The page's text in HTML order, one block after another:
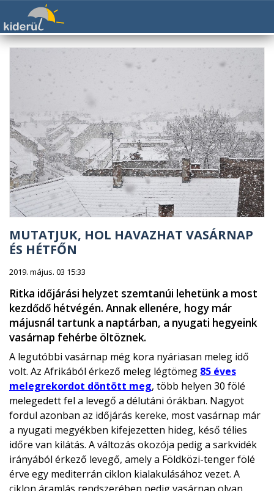
MUTATJUK, HOL HAVAZHAT VASÁRNAP
ÉS HÉTFŐN
2019. május. 03 15:33
Ritka időjárási helyzet szemtanúi lehetünk a most
kezdődő hétvégén. Annak ellenére, hogy már
májusnál tartunk a naptárban, a nyugati hegyeink
vasárnap fehérbe öltöznek.
A legutóbbi vasárnap még kora nyáriasan meleg idő
volt. Az Afrikából érkező meleg légtömeg 85 éves
melegrekordot döntött meg, több helyen 30 fölé
melegedett fel a levegő a délutáni órákban. Nagyot
fordul azonban az időjárás kereke, most vasárnap már
a nyugati megyékben kifejezetten hideg, késő télies
időre van kilátás. A változás okozója pedig a sarkvidék
irányából érkező levegő, amely a Földközi-tenger fölé
érve egy mediterrán ciklon kialakulásához vezet. A